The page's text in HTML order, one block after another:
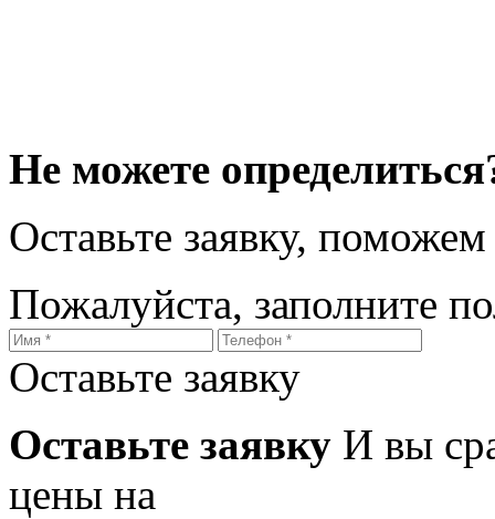
Не можете
Оставьте заявку,
Пожалуйста, заполните
Оставьте заявку
Оставьте заявку И вы
цены на